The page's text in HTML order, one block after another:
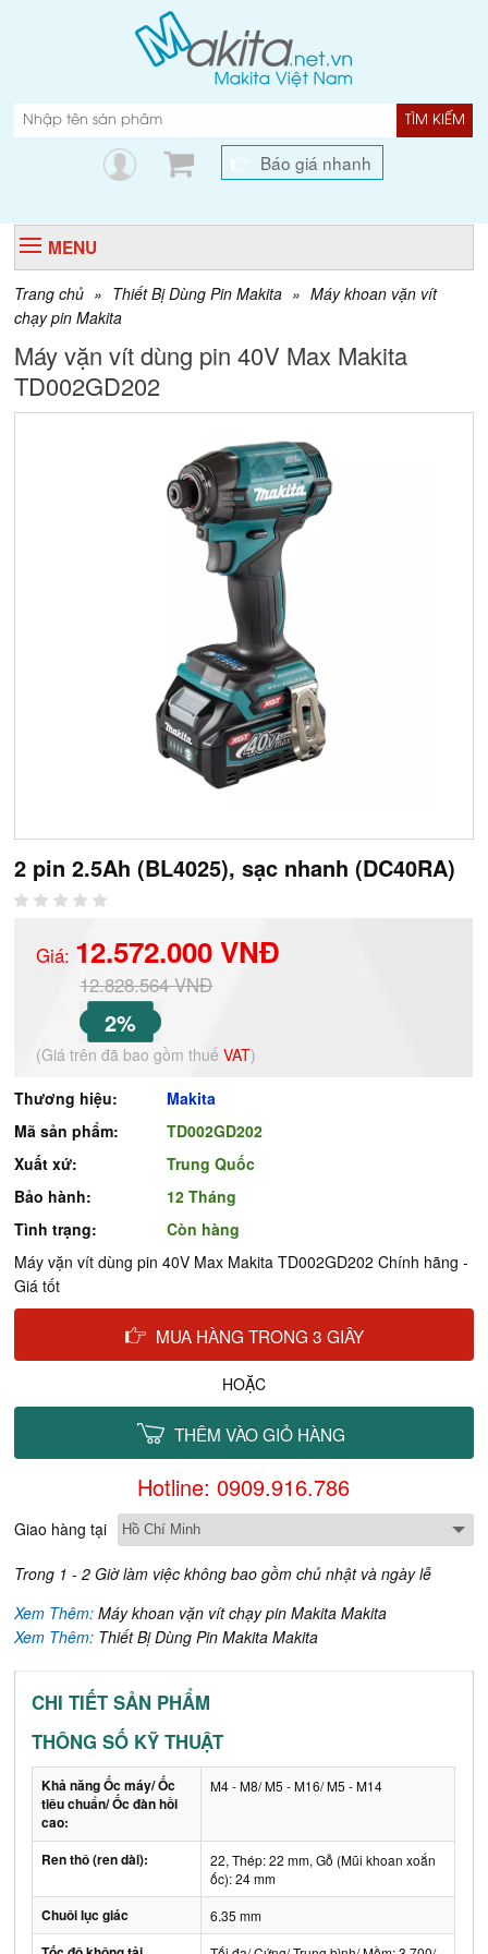
TÌM KIẾM
Báo giá nhanh
MENU
Trang chủ » Thiết Bị Dùng Pin Makita » Máy khoan vặn vít
chạy pin Makita
Máy vặn vít dùng pin 40V Max Makita
TD002GD202
2 pin 2.5Ah (BL4025), sạc nhanh (DC40RA)
Giá: 12.572.000 VNĐ
12.828.564 VNĐ
2%
(Giá trên đã bao gồm thuếVAT)
Thương hiệu:
Makita
Mã sản phẩm:
TD002GD202
Xuất xứ:
Trung Quốc
Bảo hành:
12 Tháng
Tình trạng:
Còn hàng
Máy vặn vít dùng pin 40V Max Makita TD002GD202 Chính hãng -
Giá tốt
MUA HÀNG TRONG 3 GIÂY
HOẶC
THÊM VÀO GIỎ HÀNG
Hotline: 0909.916.786
Giao hàng tại
Trong 1 - 2 Giờ làm việc không bao gồm chủ nhật và ngày lễ
Xem Thêm:Máy khoan vặn vít chạy pin Makita Makita
Xem Thêm: Thiết Bị Dùng Pin Makita Makita
CHI TIẾT SẢN PHẨM
THÔNG SỐ KỸ THUẬT
Khả năng Ốc máy/ Ốc
tiêu chuẩn/ Ốc đàn hồi
cao:
M4 - M8/ M5 - M16/ M5 - M14
Ren thô (ren dài):
22, Thép: 22 mm, Gỗ (Mũi khoan xoắn
ốc): 24 mm
Chuôi lục giác 6.35 mm